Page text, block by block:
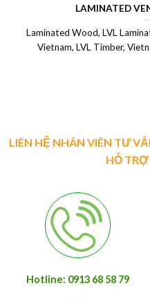
LAMINATED
Laminated Wood, LVL
Vietnam, LVL Timber,
LIÊN HỆ NHÂN VIÊN TƯ
HỖ
Hotline: 0913 68 58 79